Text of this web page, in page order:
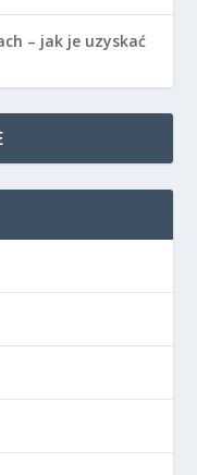
– jak je uzyskać